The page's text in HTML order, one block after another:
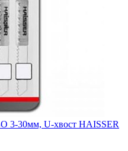
3-30мм, U-хвост HAISSER